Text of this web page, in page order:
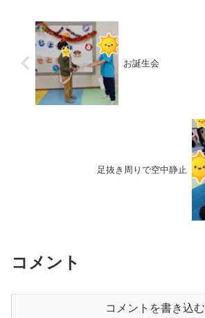
お誕生会
足抜き周りで空中静止
コメント
コメントを書き込む